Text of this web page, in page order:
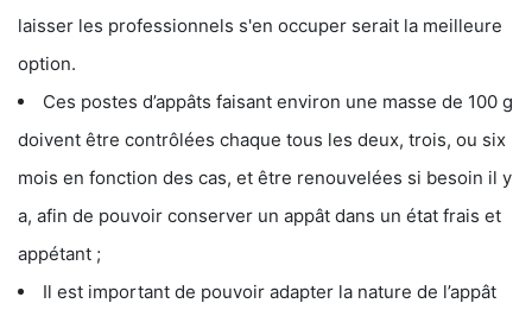
laisser les professionnels s'en occuper serait la meilleure
option.
Ces postes d’appâts faisant environ une masse de 100 g
doivent être contrôlées chaque tous les deux, trois, ou six
mois en fonction des cas, et être renouvelées si besoin il y
a, afin de pouvoir conserver un appât dans un état frais et
appétant ;
Il est important de pouvoir adapter la nature de l’appât